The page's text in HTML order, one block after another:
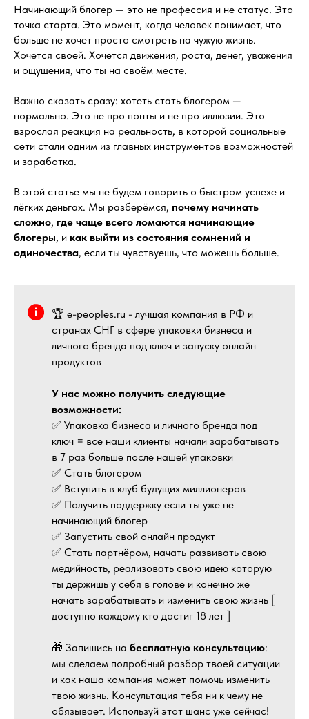
Начинающий блогер — это не профессия и не статус. Это
точка старта. Это момент, когда человек понимает, что
больше не хочет просто смотреть на чужую жизнь.
Хочется своей. Хочется движения, роста, денег, уважения
и ощущения, что ты на своём месте.
Важно сказать сразу: хотеть стать блогером —
нормально. Это не про понты и не про иллюзии. Это
взрослая реакция на реальность, в которой социальные
сети стали одним из главных инструментов возможностей
и заработка.
В этой статье мы не будем говорить о быстром успехе и
лёгких деньгах. Мы разберёмся, почему начинать
сложно, где чаще всего ломаются начинающие
блогеры, и как выйти из состояния сомнений и
одиночества, если ты чувствуешь, что можешь больше.
🏆 e-peoples.ru - лучшая компания в РФ и
странах СНГ в сфере упаковки бизнеса и
личного бренда под ключ и запуску онлайн
продуктов
У нас можно получить следующие
возможности:
✅ Упаковка бизнеса и личного бренда под
ключ = все наши клиенты начали зарабатывать
в 7 раз больше после нашей упаковки
✅ Стать блогером
✅ Вступить в клуб будущих миллионеров
✅ Получить поддержку если ты уже не
начинающий блогер
✅ Запустить свой онлайн продукт
✅ Стать партнёром, начать развивать свою
медийность, реализовать свою идею которую
ты держишь у себя в голове и конечно же
начать зарабатывать и изменить свою жизнь [
доступно каждому кто достиг 18 лет ]
🎁 Запишись на бесплатную консультацию:
мы сделаем подробный разбор твоей ситуации
и как наша компания может помочь изменить
твою жизнь. Консультация тебя ни к чему не
обязывает. Используй этот шанс уже сейчас!